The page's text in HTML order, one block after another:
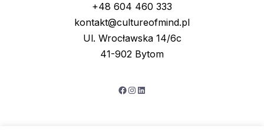
+48 604 460 333
kontakt@cultureofmind.pl
Ul. Wrocławska 14/6c
41-902 Bytom
Facebook
Instagram
LinkedIn